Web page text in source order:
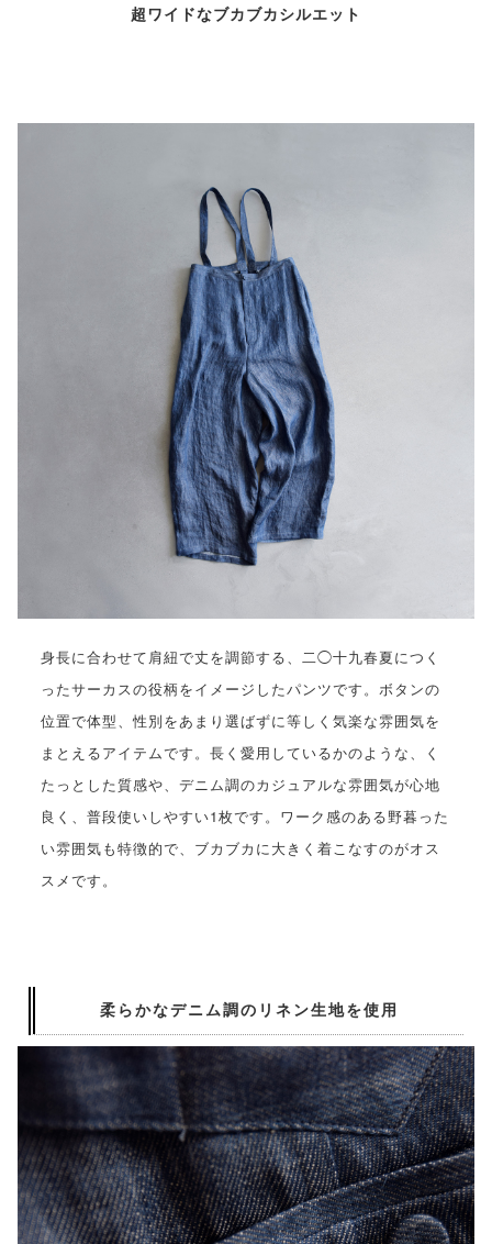
超ワイドなブカブカシルエット
身長に合わせて肩紐で丈を調節する、二◯十九春夏につく
ったサーカスの役柄をイメージしたパンツです。ボタンの
位置で体型、性別をあまり選ばずに等しく気楽な雰囲気を
まとえるアイテムです。長く愛用しているかのような、く
たっとした質感や、デニム調のカジュアルな雰囲気が心地
良く、普段使いしやすい1枚です。ワーク感のある野暮った
い雰囲気も特徴的で、ブカブカに大きく着こなすのがオス
スメです。
柔らかなデニム調のリネン生地を使用